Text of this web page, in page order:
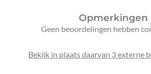
Opmerkingen
Geen beoordelingen hebben
Bekijk in plaats daarvan 3 externe